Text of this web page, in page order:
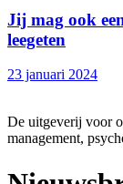
Jij mag ook
leegeten
23 januari 2024
De uitgeverij voor
management,